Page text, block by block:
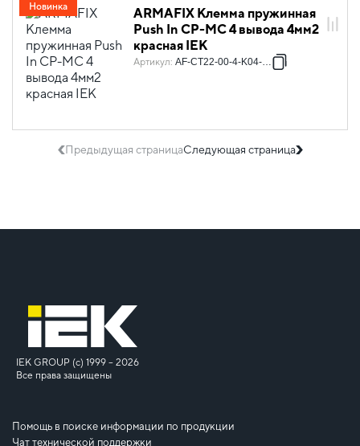
ARMAFIX Клемма пружинная
Push In CP-MC 4 вывода 4мм2
красная IEK
Артикул: AF-CT22-00-4-K04-004
Новинка
Предыдущая страницаСледующая страница
IEK GROUP (c) 1999 – 2026
Все права защищены
Помощь в поиске информации по продукции
Чат технической поддержки